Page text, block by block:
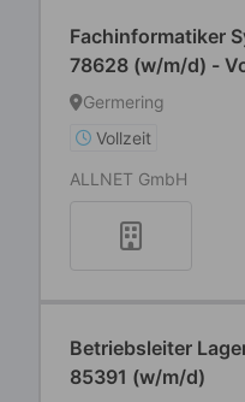
Fachinformatiker
78628 (w/m/d) -
Germering
Vollzeit
ALLNET GmbH
Betriebsleiter
85391 (w/m/d)